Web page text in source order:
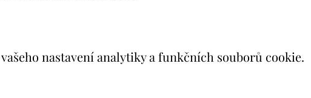
nastavení analytiky a funkčních souborů cookie.